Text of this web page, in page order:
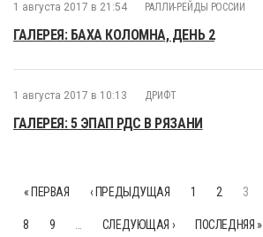
1 августа 2017 в 21:54 РАЛЛИ-РЕЙДЫ РОССИИ
ГАЛЕРЕЯ: БАХА КОЛОМНА, ДЕНЬ 2
1 августа 2017 в 10:13 ДРИФТ
ГАЛЕРЕЯ: 5 ЭПАП РДС В РЯЗАНИ
« ПЕРВАЯ ‹ ПРЕДЫДУЩАЯ 1 2 3
8 9 СЛЕДУЮЩАЯ › ПОСЛЕДНЯЯ »